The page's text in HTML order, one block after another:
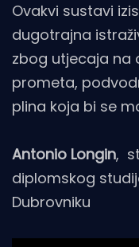
Ovakvi sustavi
dugotrajna
zbog utjecaja na
prometa,
plina koja bi se
Antonio Longin,
diplomskog
Dubrovniku